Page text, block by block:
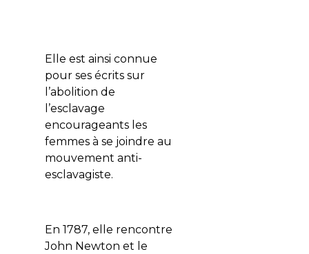
Elle est ainsi connue
pour ses écrits sur
l’abolition de
l’esclavage
encourageants les
femmes à se joindre au
mouvement anti-
esclavagiste.
En 1787, elle rencontre
John Newton et le